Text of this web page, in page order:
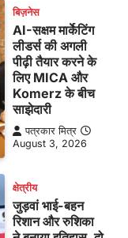
बिज़नेस
AI-सक्षम मार्केटिंग
लीडर्स की अगली
पीढ़ी तैयार करने के
लिए MICA और
Komerz के बीच
साझेदारी
पत्रकार मित्र
August 3, 2026
क्षेत्रीय
जुड़वां भाई-बहन
रिशान और रुशिका